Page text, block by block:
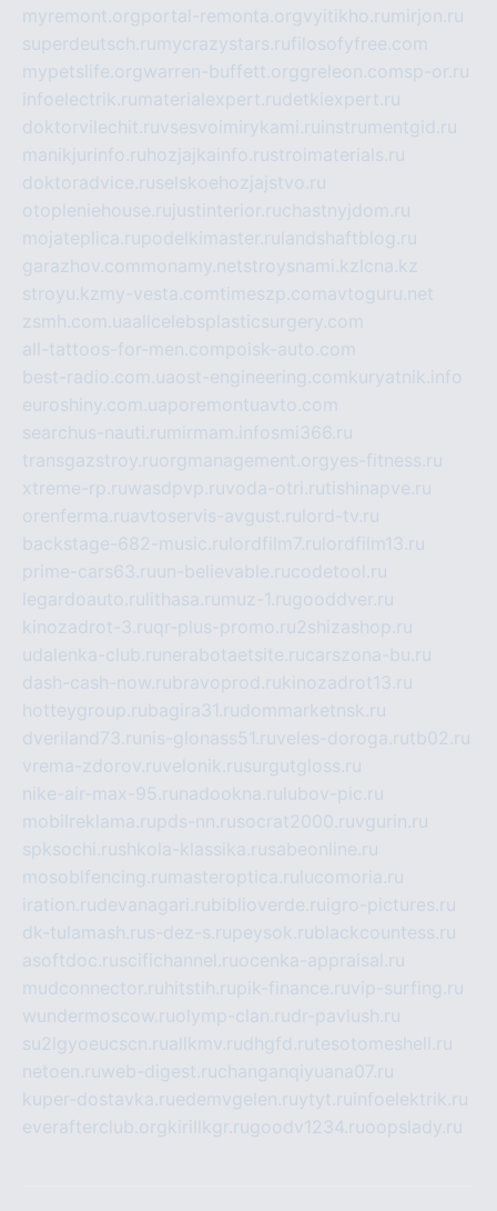
myremont.org portal-remonta.orgvyitikho.ru mirjon.ru
superdeutsch.ru mycrazystars.rufilosofyfree.com
mypetslife.orgwarren-buffett.orggreleon.comsp-or.ru
infoelectrik.ru materialexpert.rudetkiexpert.ru
doktorvilechit.ruvsesvoimirykami.ru instrumentgid.ru
manikjurinfo.ru hozjajkainfo.rustroimaterials.ru
doktoradvice.ruselskoehozjajstvo.ru
otopleniehouse.ru justinterior.ruchastnyjdom.ru
mojateplica.rupodelkimaster.ru landshaftblog.ru
garazhov.com monamy.netstroysnami.kz lcna.kz
stroyu.kz my-vesta.com timeszp.comavtoguru.net
zsmh.com.uaallcelebsplasticsurgery.com
all-tattoos-for-men.com poisk-auto.com
best-radio.com.uaost-engineering.com kuryatnik.info
euroshiny.com.ua poremontuavto.com
searchus-nauti.ru mirmam.infosmi366.ru
transgazstroy.ruorgmanagement.orgyes-fitness.ru
xtreme-rp.ruwasdpvp.ruvoda-otri.rutishinapve.ru
orenferma.ruavtoservis-avgust.ru lord-tv.ru
backstage-682-music.ru lordfilm7.ru lordfilm13.ru
prime-cars63.ruun-believable.rucodetool.ru
legardoauto.ru lithasa.ru muz-1.rugooddver.ru
kinozadrot-3.ruqr-plus-promo.ru2shizashop.ru
udalenka-club.ru nerabotaetsite.rucarszona-bu.ru
dash-cash-now.rubravoprod.rukinozadrot13.ru
hotteygroup.rubagira31.rudommarketnsk.ru
dveriland73.ru nis-glonass51.ruveles-doroga.rutb02.ru
vrema-zdorov.ruvelonik.rusurgutgloss.ru
nike-air-max-95.ru nadookna.ru lubov-pic.ru
mobilreklama.rupds-nn.rusocrat2000.ruvgurin.ru
spksochi.rushkola-klassika.rusabeonline.ru
mosoblfencing.ru masteroptica.ru lucomoria.ru
iration.rudevanagari.rubiblioverde.ru igro-pictures.ru
dk-tulamash.rus-dez-s.rupeysok.rublackcountess.ru
asoftdoc.ruscifichannel.ruocenka-appraisal.ru
mudconnector.ru hitstih.rupik-finance.ruvip-surfing.ru
wundermoscow.ruolymp-clan.rudr-pavlush.ru
su2lgyoeucscn.ruallkmv.rudhgfd.rutesotomeshell.ru
netoen.ruweb-digest.ruchanganqiyuana07.ru
kuper-dostavka.ruedemvgelen.ruytyt.ru infoelektrik.ru
everafterclub.org kirillkgr.rugoodv1234.ruoopslady.ru